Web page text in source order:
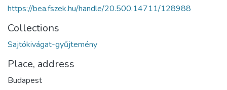
https://bea.fszek.hu/handle/20.500.14711/128988
Collections
Sajtókivágat-gyűjtemény
Place, address
Budapest